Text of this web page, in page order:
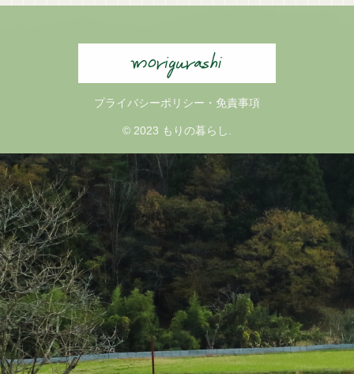
プライバシーポリシー・免責事項
© 2023 もりの暮らし.